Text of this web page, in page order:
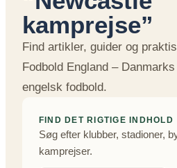
kamprejse”
Find artikler, guider og
Fodbold England –
engelsk fodbold.
FIND DET RIGTIGE INDHOLD
Søg efter klubber, stadioner,
kamprejser.